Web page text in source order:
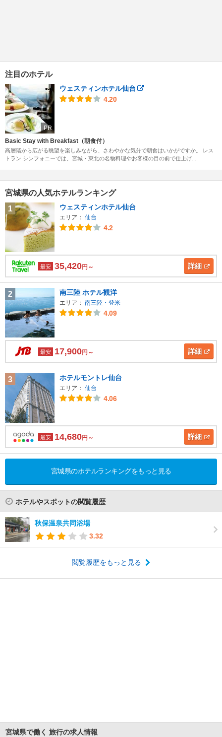
注目のホテル
PR
ウェスティンホテル仙台
4.20
Basic Stay with Breakfast（朝食付）
高層階から広がる眺望を楽しみながら、さわやかな気分で朝食はいかがですか。 レス
トラン シンフォニーでは、宮城・東北の名物料理やお客様の目の前で仕上げ...
宮城県の人気ホテルランキング
1
ウェスティンホテル仙台
エリア： 仙台
4.2
最安 35,420円～ 詳細
2 南三陸 ホテル観洋
エリア： 南三陸・登米
4.09
最安 17,900円～ 詳細
3 ホテルモントレ仙台
エリア： 仙台
4.06
最安 14,680円～ 詳細
宮城県のホテルランキングをもっと見る
ホテルやスポットの閲覧履歴
秋保温泉共同浴場
3.32
閲覧履歴をもっと見る
宮城県で働く 旅行の求人情報